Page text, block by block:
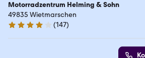
Motorradzentrum Helming & Sohn
49835 Wietmarschen
4.2 Sterne
(147)